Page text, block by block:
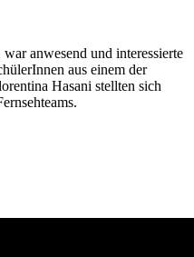
anwesend und interessierte
aus einem der
Hasani stellten sich